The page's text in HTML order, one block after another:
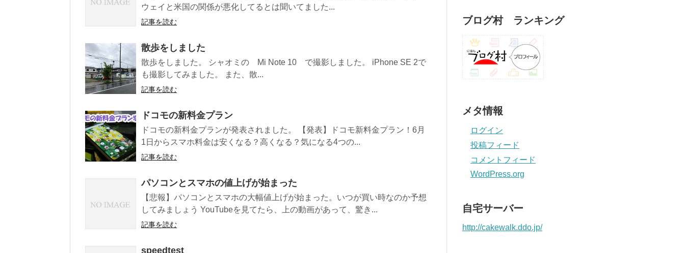
ウェイと米国の関係が悪化してるとは聞いてました...
記事を読む
散歩をしました
散歩をしました。 シャオミの Mi Note 10 で撮影しました。 iPhone SE 2で
も撮影してみました。 また、散...
記事を読む
ドコモの新料金プラン
ドコモの新料金プランが発表されました。 【発表】ドコモ新料金プラン！6月
1日からスマホ料金は安くなる？高くなる？気になる4つの...
記事を読む
パソコンとスマホの値上げが始まった
【悲報】パソコンとスマホの大幅値上げが始まった。いつが買い時なのか予想
してみましょう YouTubeを見てたら、上の動画があって、驚き...
記事を読む
speedtest
ブログ村 ランキング
メタ情報
ログイン
投稿フィード
コメントフィード
WordPress.org
自宅サーバー
http://cakewalk.ddo.jp/